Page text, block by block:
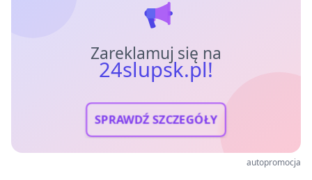
Zareklamuj się na
24slupsk.pl!
SPRAWDŹ SZCZEGÓŁY
autopromocja